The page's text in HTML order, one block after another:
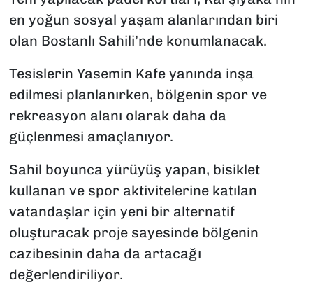
en yoğun sosyal yaşam alanlarından biri
olan Bostanlı Sahili’nde konumlanacak.
Tesislerin Yasemin Kafe yanında inşa
edilmesi planlanırken, bölgenin spor ve
rekreasyon alanı olarak daha da
güçlenmesi amaçlanıyor.
Sahil boyunca yürüyüş yapan, bisiklet
kullanan ve spor aktivitelerine katılan
vatandaşlar için yeni bir alternatif
oluşturacak proje sayesinde bölgenin
cazibesinin daha da artacağı
değerlendiriliyor.